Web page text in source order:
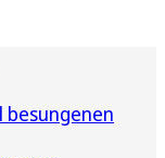
besungenen